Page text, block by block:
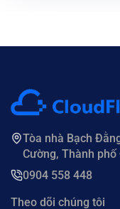
Tòa nhà Bạch
Cường, Thành phố
0904 558 448
Theo dõi chúng tôi